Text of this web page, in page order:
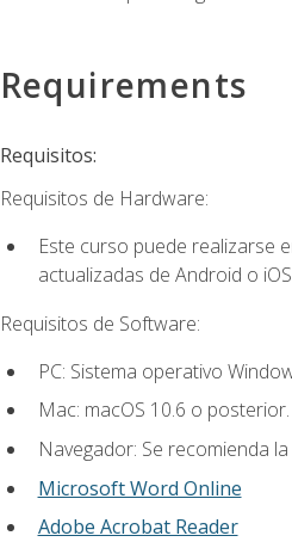
Requirements
Requisitos:
Requisitos de Hardware:
Este curso puede realizarse
actualizadas de Android o
Requisitos de Software:
PC: Sistema operativo
Mac: macOS 10.6 o posterior.
Navegador: Se recomienda
Microsoft Word Online
Adobe Acrobat Reader